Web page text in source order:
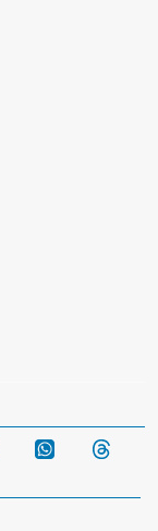
Telegram WhatsApp